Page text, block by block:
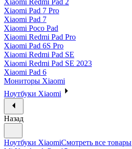
Xiaomi Redmi Pad 2
Xiaomi Pad 7 Pro
Xiaomi Pad 7
Xiaomi Poco Pad
Xiaomi Redmi Pad Pro
Xiaomi Pad 6S Pro
Xiaomi Redmi Pad SE
Xiaomi Redmi Pad SE 2023
Xiaomi Pad 6
Мониторы Xiaomi
Ноутбуки Xiaomi
Назад
Ноутбуки XiaomiСмотреть все товары